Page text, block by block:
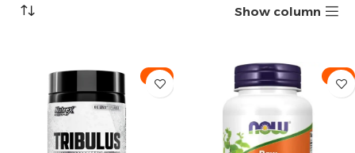
Show column
-8%
-5%